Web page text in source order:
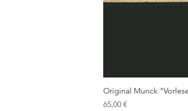
Original Munck
Preis
65,00 €